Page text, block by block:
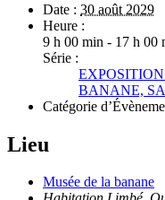
Date : 30 août 2029
Heure :
9 h 00 min - 17 h 00
Série :
BANANE,
Catégorie
Lieu
Musée de la banane